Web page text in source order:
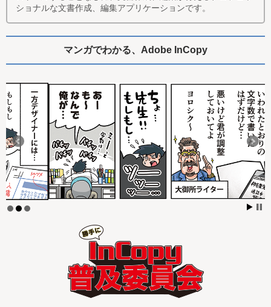
ショナルな文書作成、編集アプリケーションです。
マンガでわかる、Adobe InCopy